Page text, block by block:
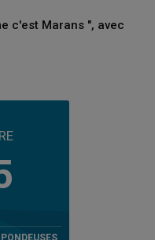
c'est Marans ", avec